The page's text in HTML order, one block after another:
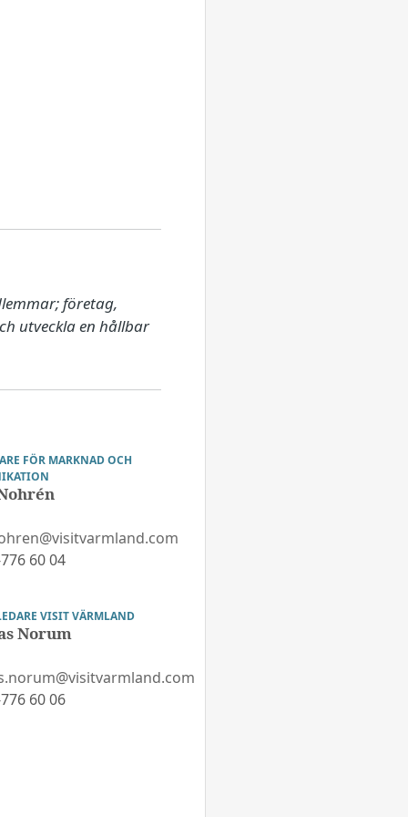
företag,
utveckla en hållbar
FÖR MARKNAD OCH
60 04
VISIT VÄRMLAND
Norum
60 06